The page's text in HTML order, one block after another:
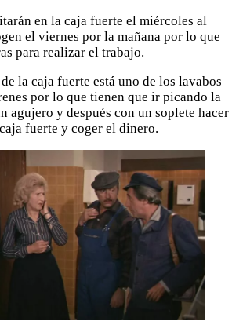
en la caja fuerte el miércoles al
el viernes por la mañana por lo que
para realizar el trabajo.
la caja fuerte está uno de los lavabos
por lo que tienen que ir picando la
agujero y después con un soplete hacer
fuerte y coger el dinero.